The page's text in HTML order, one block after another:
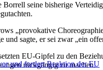
seine bisherige
„provokative
und sagte, er sei zwar „ein
und fordert Reaktion der EU
EU-Gipfel zu den
rückgängig zu machen.